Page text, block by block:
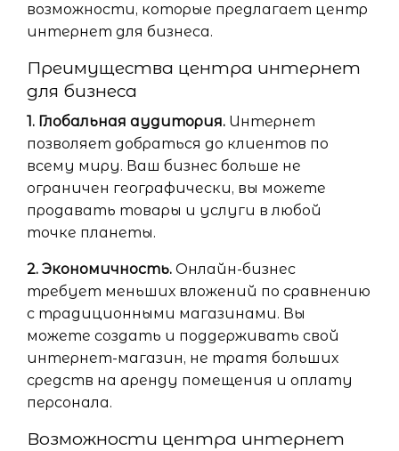
возможности, которые предлагает центр
интернет для бизнеса.
Преимущества центра интернет
для бизнеса
1. Глобальная аудитория. Интернет
позволяет добраться до клиентов по
всему миру. Ваш бизнес больше не
ограничен географически, вы можете
продавать товары и услуги в любой
точке планеты.
2. Экономичность. Онлайн-бизнес
требует меньших вложений по сравнению
с традиционными магазинами. Вы
можете создать и поддерживать свой
интернет-магазин, не тратя больших
средств на аренду помещения и оплату
персонала.
Возможности центра интернет